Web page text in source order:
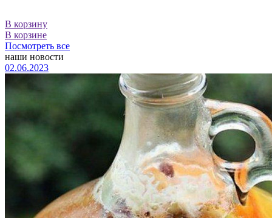
В корзину
В корзине
Посмотреть все
наши новости
02.06.2023